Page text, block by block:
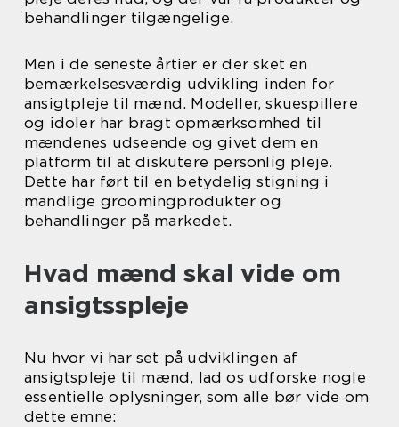
behandlinger tilgængelige.
Men i de seneste årtier er der sket en
bemærkelsesværdig udvikling inden for
ansigtpleje til mænd. Modeller, skuespillere
og idoler har bragt opmærksomhed til
mændenes udseende og givet dem en
platform til at diskutere personlig pleje.
Dette har ført til en betydelig stigning i
mandlige groomingprodukter og
behandlinger på markedet.
Hvad mænd skal vide om
ansigtsspleje
Nu hvor vi har set på udviklingen af
ansigtspleje til mænd, lad os udforske nogle
essentielle oplysninger, som alle bør vide om
dette emne: